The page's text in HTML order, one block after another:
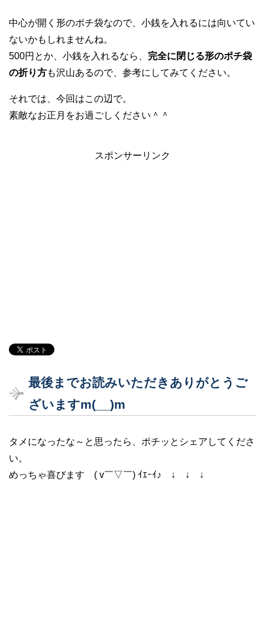
中心が開く形のポチ袋なので、小銭を入れるには向いてい
ないかもしれませんね。
500円とか、小銭を入れるなら、 完全に閉じる形のポチ袋
の折り方も沢山あるので、参考にしてみてください。
それでは、今回はこの辺で。
素敵なお正月をお過ごしください＾＾
スポンサーリンク
最後までお読みいただきありがとうご
ざいますm(__)m
タメになったな～と思ったら、ポチッとシェアしてくださ
い。
めっちゃ喜びます ( v￣▽￣) ｲｴｰｲ♪ ↓ ↓ ↓